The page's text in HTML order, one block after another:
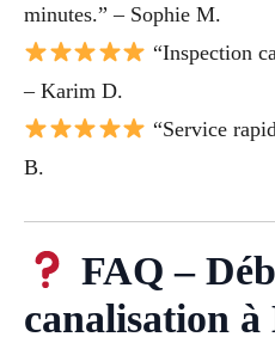
minutes.” – Sophie M.
“Inspection
– Karim D.
“Service
B.
FAQ –
canalisation